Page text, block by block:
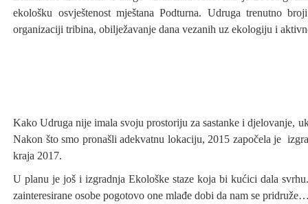
ekološku osvještenost mještana Podturna. Udruga trenutno
organizaciji tribina, obilježavanje dana vezanih uz ekologiju i
Kako Udruga nije imala svoju prostoriju za sastanke i djelovanje,
Nakon što smo pronašli adekvatnu lokaciju, 2015 započela je
kraja 2017.
U planu je još i izgradnja Ekološke staze koja bi kućici dala
zainteresirane osobe pogotovo one mlađe dobi da nam se